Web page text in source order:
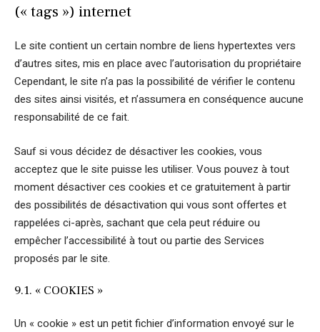
(« tags ») internet
Le site contient un certain nombre de liens hypertextes vers
d’autres sites, mis en place avec l’autorisation du propriétaire
Cependant, le site n’a pas la possibilité de vérifier le contenu
des sites ainsi visités, et n’assumera en conséquence aucune
responsabilité de ce fait.
Sauf si vous décidez de désactiver les cookies, vous
acceptez que le site puisse les utiliser. Vous pouvez à tout
moment désactiver ces cookies et ce gratuitement à partir
des possibilités de désactivation qui vous sont offertes et
rappelées ci-après, sachant que cela peut réduire ou
empêcher l’accessibilité à tout ou partie des Services
proposés par le site.
9.1. « COOKIES »
Un « cookie » est un petit fichier d’information envoyé sur le